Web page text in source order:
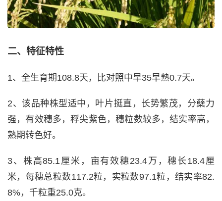
二、特征特性
1、全生育期108.8天，比对照中早35早熟0.7天。
2、该品种株型适中，叶片挺直，长势繁茂，分蘖力
强，有效穗多，稃尖紫色，穗粒数较多，结实率高，
熟期转色好。
3、株高85.1厘米，亩有效穗23.4万，穗长18.4厘
米，每穗总粒数117.2粒，实粒数97.1粒，结实率82.
8%，千粒重25.0克。